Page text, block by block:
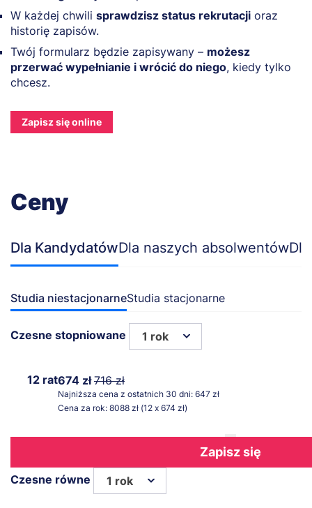
W każdej chwili sprawdzisz status rekrutacji oraz
historię zapisów.
Twój formularz będzie zapisywany – możesz
przerwać wypełnianie i wrócić do niego, kiedy tylko
chcesz.
Zapisz się online
Ceny
Dla KandydatówDla naszych absolwentów
Studia niestacjonarneStudia stacjonarne
Czesne stopniowane 1 rok
12 rat674 zł716 zł
Najniższa cena z ostatnich 30 dni: 647 zł
Cena za rok: 8088 zł (12 x 674 zł)
Zapisz się
Czesne równe 1 rok